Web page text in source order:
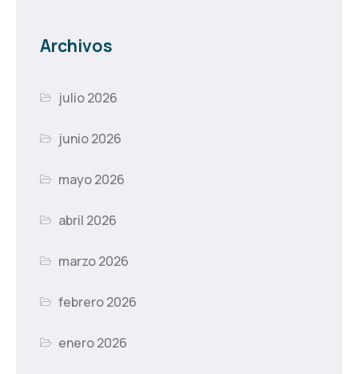
Archivos
julio 2026
junio 2026
mayo 2026
abril 2026
marzo 2026
febrero 2026
enero 2026